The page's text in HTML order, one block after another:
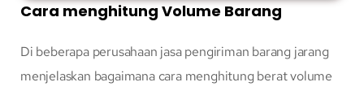
Cara menghitung Volume Barang
Di beberapa perusahaan jasa pengiriman barang jarang
menjelaskan bagaimana cara menghitung berat volume